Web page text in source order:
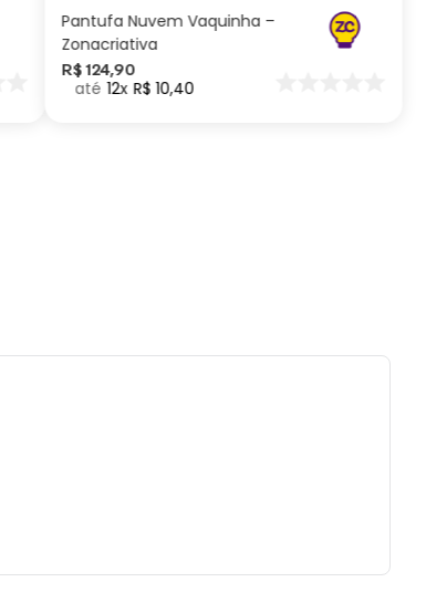
papelaria
Pantufa Nuvem Vaquinha –
Zonacriativa
R$ 124,90
12 R$ 10,40